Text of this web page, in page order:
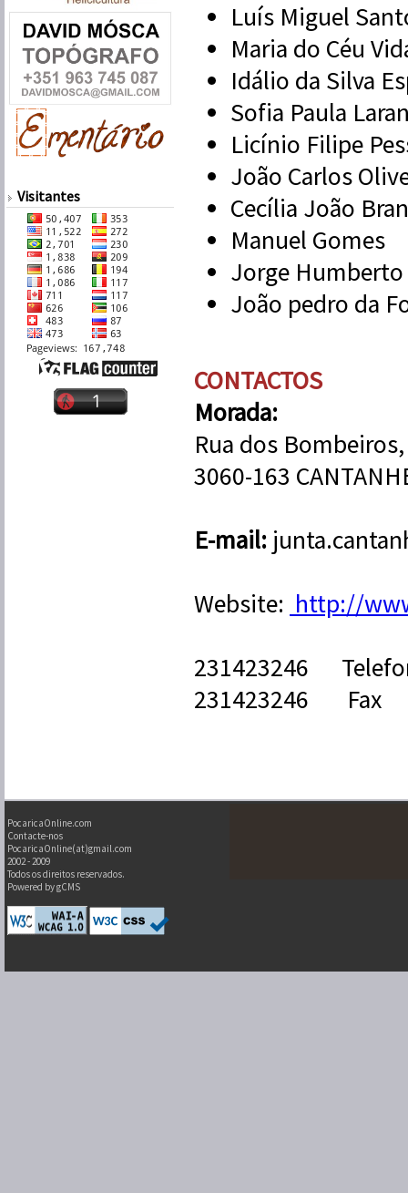
Visitantes
Luís Miguel
Maria do Céu
Idálio da Silva
Sofia Paula
Licínio Filipe
João Carlos
Cecília João
Manuel Gomes
Jorge
João pedro da
CONTACTOS
Morada:
Rua dos
3060-163
E-mail:
Website: http://
231423246
231423246 Fax
PocaricaOnline.com
Contacte-nos
PocaricaOnline(at)gmail.com
2002 - 2009
Todos os direitos reservados.
Powered by gCMS